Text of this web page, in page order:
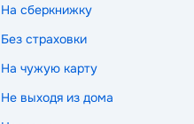
На сберкнижку
Без страховки
На чужую карту
Не выходя из дома